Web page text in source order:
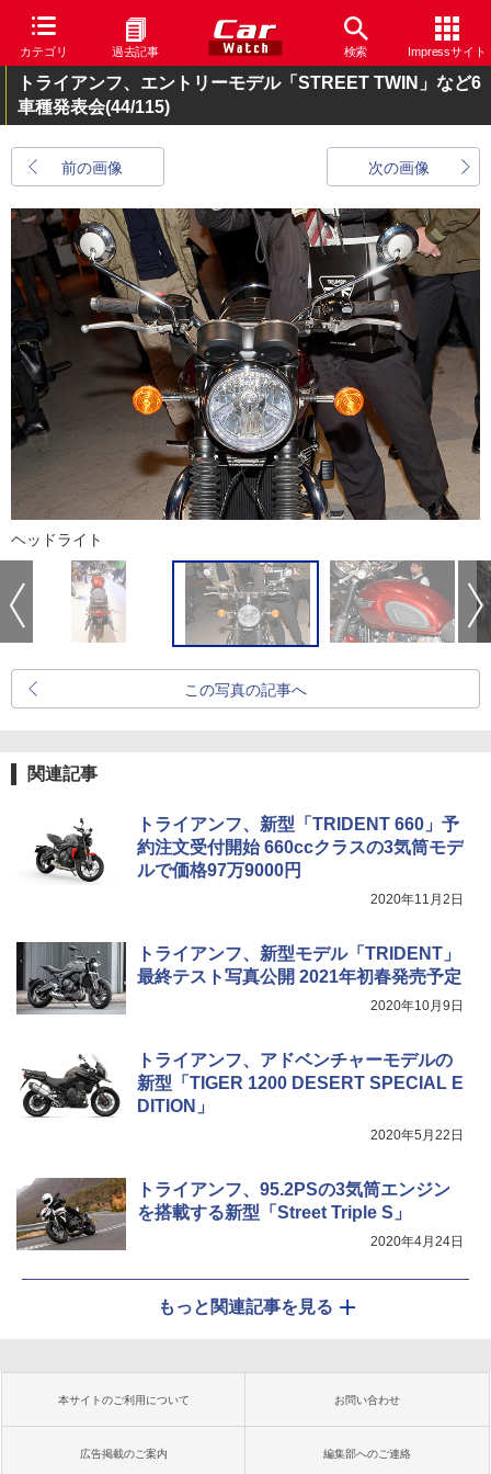
カテゴリ 過去記事 検索 Impressサイト
トライアンフ、エントリーモデル「STREET TWIN」など6
車種発表会(44/115)
前の画像 次の画像
ヘッドライト
この写真の記事へ
関連記事
トライアンフ、新型「TRIDENT 660」予
約注文受付開始 660ccクラスの3気筒モデ
ルで価格97万9000円
2020年11月2日
トライアンフ、新型モデル「TRIDENT」
最終テスト写真公開 2021年初春発売予定
2020年10月9日
トライアンフ、アドベンチャーモデルの
新型「TIGER 1200 DESERT SPECIAL E
DITION」
2020年5月22日
トライアンフ、95.2PSの3気筒エンジン
を搭載する新型「Street Triple S」
2020年4月24日
もっと関連記事を見る
本サイトのご利用について お問い合わせ
広告掲載のご案内 編集部へのご連絡